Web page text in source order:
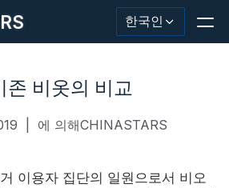
한국인
존 비옷의 비교
에 의해CHINASTARS
이용자 집단의 일원으로서 비오